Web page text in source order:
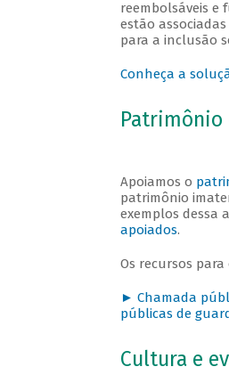
reembolsáveis e
estão
para a inclusão
Conheça a
Apoiamos o
patrimônio
exemplos dessa
apoiados.
Os recursos
► Chamada
públicas de
Cultura e